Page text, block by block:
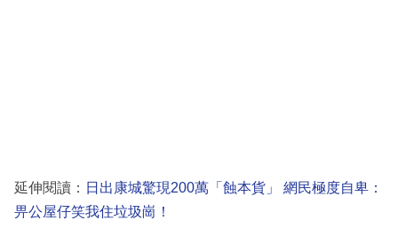
延伸閱讀： 日出康城驚現200萬「蝕本貨」 網民極度自卑：
畀公屋仔笑我住垃圾崗！